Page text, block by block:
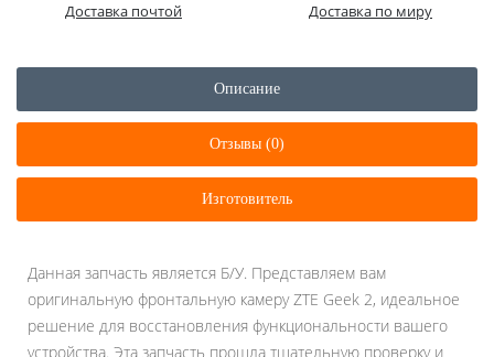
Доставка почтой Доставка по миру
Описание
Отзывы (0)
Изготовитель
Данная запчасть является Б/У. Представляем вам
оригинальную фронтальную камеру ZTE Geek 2, идеальное
решение для восстановления функциональности вашего
устройства. Эта запчасть прошла тщательную проверку и